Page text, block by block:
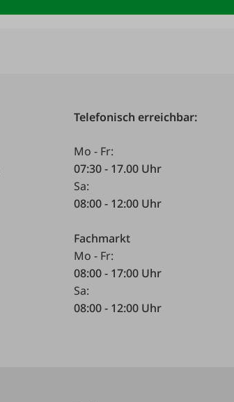
Telefonisch erreichbar:
Mo - Fr:
07:30 - 17.00 Uhr
Sa:
08:00 - 12:00 Uhr
Fachmarkt
Mo - Fr:
08:00 - 17:00 Uhr
Sa:
08:00 - 12:00 Uhr